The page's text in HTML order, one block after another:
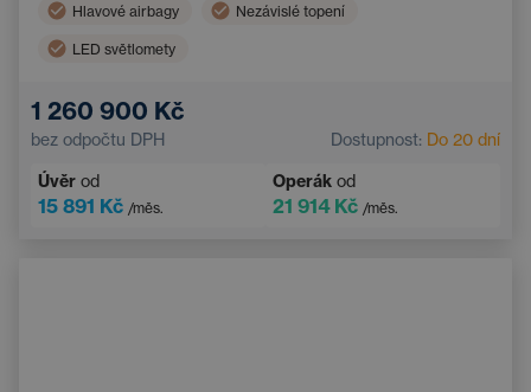
Hlavové airbagy Nezávislé topení
LED světlomety
Automatická klimatizace
Elektricky nastavitelné sedadlo řidiče s pamětí
1 260 900 Kč
bez odpočtu DPH Dostupnost: Do 20 dní
Úvěr od
15 891 Kč /měs.
Operák od
21 914 Kč /měs.